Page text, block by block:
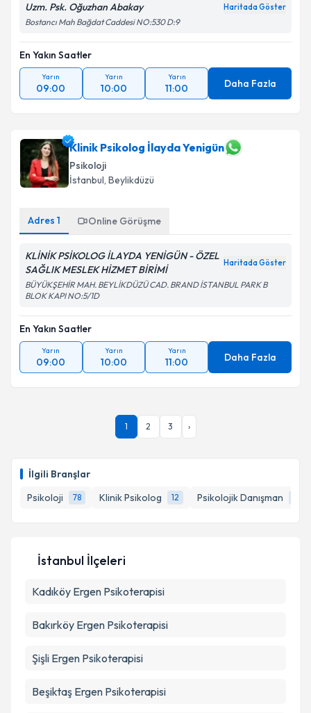
İlgili Branşlar
Psikoloji
78 Klinik Psikolog 12 Psikolojik Danışman
Uzm. Psk. Oğuzhan Abakay Haritada Göster
Bostancı Mah Bağdat Caddesi NO:530 D:9
En Yakın Saatler
Yarın
09:00
Yarın
10:00
Yarın
11:00 Daha Fazla
Klinik Psikolog İlayda Yenigün
Psikoloji
İstanbul, Beylikdüzü
Adres 1 Online Görüşme
KLİNİK PSİKOLOG İLAYDA YENİGÜN - ÖZEL
SAĞLIK MESLEK HİZMET BİRİMİ
Haritada Göster
BÜYÜKŞEHİR MAH. BEYLİKDÜZÜ CAD. BRAND İSTANBUL PARK B
BLOK KAPI NO:5/1D
En Yakın Saatler
Yarın
09:00
Yarın
10:00
Yarın
11:00 Daha Fazla
1 2 3 ›
İstanbul İlçeleri
Kadıköy Ergen Psikoterapisi
Bakırköy Ergen Psikoterapisi
Şişli Ergen Psikoterapisi
Beşiktaş Ergen Psikoterapisi